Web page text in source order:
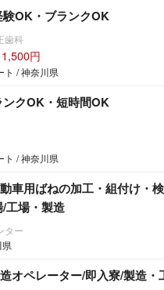
OK・ブランクOK
歯科
円
ト / 神奈川県
クOK・短時間OK
ト / 神奈川県
動車用ばねの加工・組付け・
工場・製造
ター
造オペレーター/即入寮/製造